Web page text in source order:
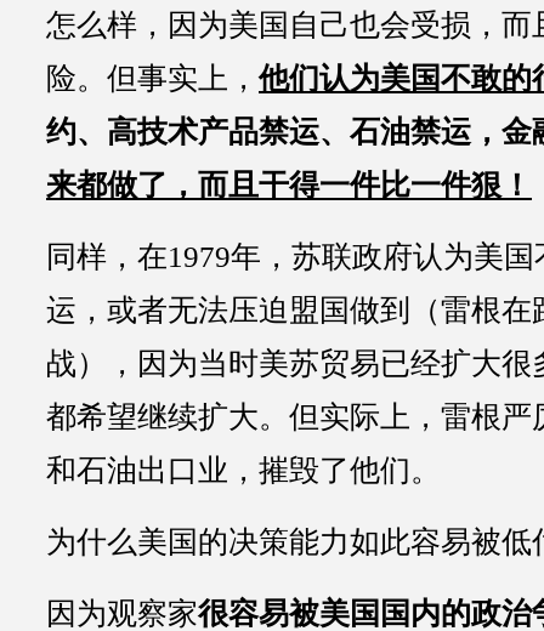
怎么样，因为美国自己也会受损，而
险。但事实上，他们认为美国不敢的
约、高技术产品禁运、石油禁运，金
来都做了，而且干得一件比一件狠！
同样，在1979年，苏联政府认为美
运，或者无法压迫盟国做到（雷根在
战），因为当时美苏贸易已经扩大很
都希望继续扩大。但实际上，雷根严
和石油出口业，摧毁了他们。
为什么美国的决策能力如此容易被低
因为观察家很容易被美国国内的政治